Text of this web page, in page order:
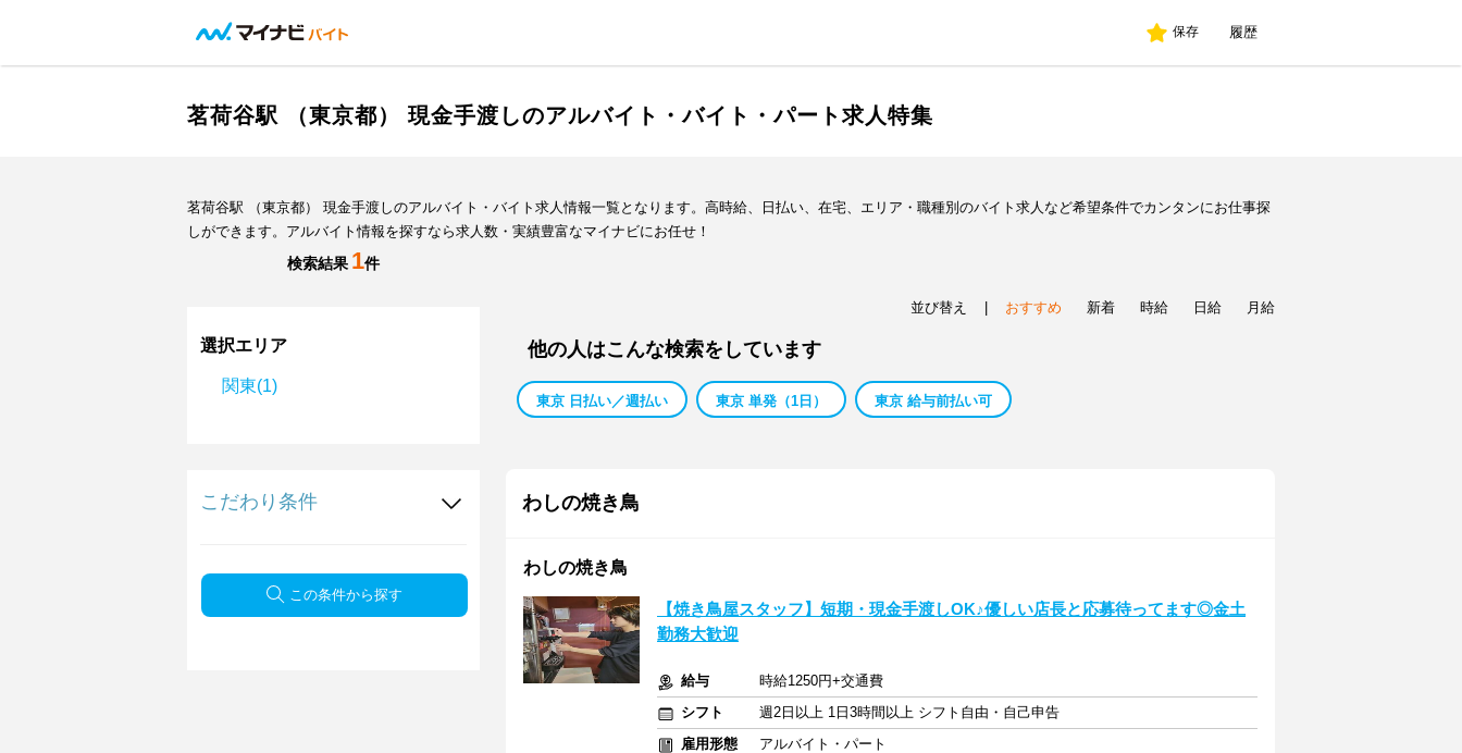
保存 履歴
茗荷谷駅 （東京都） 現金手渡しのアルバイト・バイト・パート求人特集
茗荷谷駅 （東京都） 現金手渡しのアルバイト・バイト求人情報一覧となります。高時給、日払い、在宅、エリア・職種別のバイト求人など希望条件でカンタンにお仕事探
しができます。アルバイト情報を探すなら求人数・実績豊富なマイナビにお任せ！
検索結果 1件
選択エリア
関東(1)
こだわり条件
この条件から探す
並び替え おすすめ 新着 時給 日給 月給
他の人はこんな検索をしています
東京 日払い／週払い 東京 単発（1日） 東京 給与前払い可
わしの焼き鳥
わしの焼き鳥
【焼き鳥屋スタッフ】短期・現金手渡しOK♪優しい店長と応募待ってます◎金土
勤務大歓迎
給与
時給1250円+交通費
シフト
週2日以上 1日3時間以上 シフト自由・自己申告
雇用形態
アルバイト・パート